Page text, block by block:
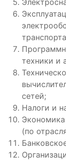
техники и
сетей;
Налоги и
Экономика
(по